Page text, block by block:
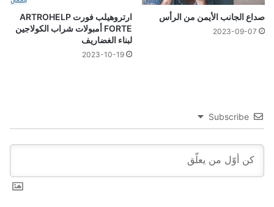
صداع الجانب الأيمن من الرأس
2023-09-07
ارتروهيلب فورت ARTROHELP
FORTE أمبولات شراب الكولاجين
لبناء الغضاريف
2023-10-19
Subscribe